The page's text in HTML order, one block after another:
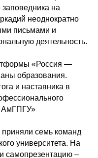
на
неоднократно
письмами и
деятельность.
«Россия —
образования.
и наставника в
АмГПГУ»
приняли семь команд
университета. На
самопрезентацию –